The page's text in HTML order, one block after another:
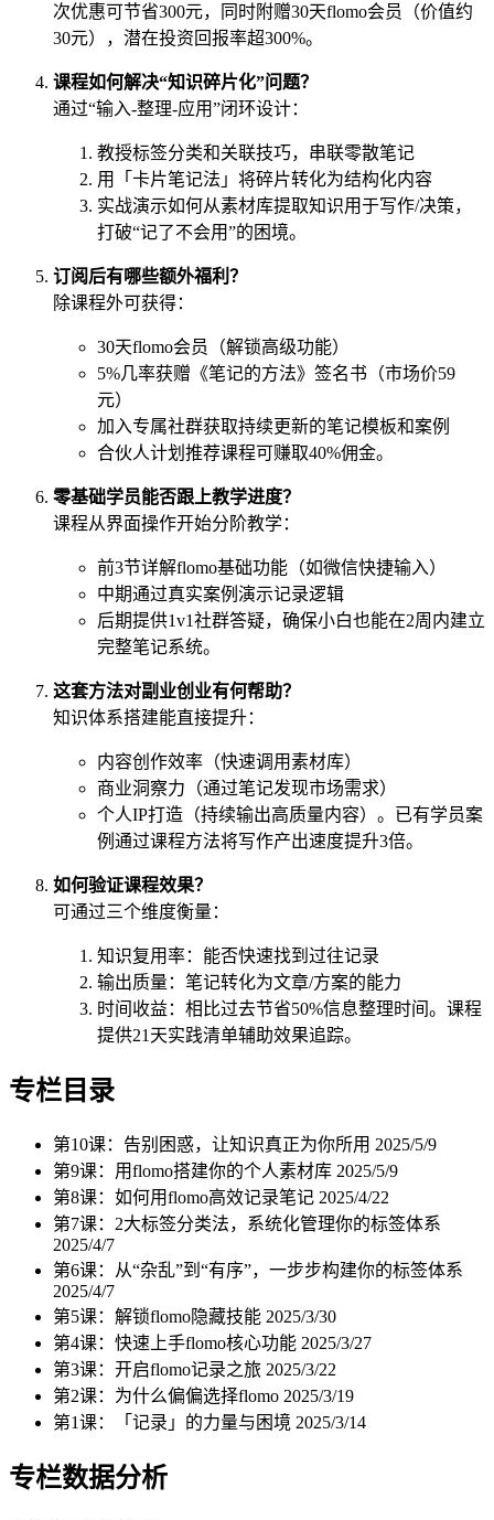
次优惠可节省300元，同时附赠30天flomo会员（价值约
30元），潜在投资回报率超300%。
课程如何解决“知识碎片化”问题？
通过“输入-整理-应用”闭环设计：
教授标签分类和关联技巧，串联零散笔记
用「卡片笔记法」将碎片转化为结构化内容
实战演示如何从素材库提取知识用于写作/决策，
打破“记了不会用”的困境。
订阅后有哪些额外福利？
除课程外可获得：
30天flomo会员（解锁高级功能）
5%几率获赠《笔记的方法》签名书（市场价59
元）
加入专属社群获取持续更新的笔记模板和案例
合伙人计划推荐课程可赚取40%佣金。
零基础学员能否跟上教学进度？
课程从界面操作开始分阶教学：
前3节详解flomo基础功能（如微信快捷输入）
中期通过真实案例演示记录逻辑
后期提供1v1社群答疑，确保小白也能在2周内建立
完整笔记系统。
这套方法对副业创业有何帮助？
知识体系搭建能直接提升：
内容创作效率（快速调用素材库）
商业洞察力（通过笔记发现市场需求）
个人IP打造（持续输出高质量内容）。已有学员案
例通过课程方法将写作产出速度提升3倍。
如何验证课程效果？
可通过三个维度衡量：
知识复用率：能否快速找到过往记录
输出质量：笔记转化为文章/方案的能力
时间收益：相比过去节省50%信息整理时间。课程
提供21天实践清单辅助效果追踪。
专栏目录
第10课：告别困惑，让知识真正为你所用 2025/5/9
第9课：用flomo搭建你的个人素材库 2025/5/9
第8课：如何用flomo高效记录笔记 2025/4/22
第7课：2大标签分类法，系统化管理你的标签体系
2025/4/7
第6课：从“杂乱”到“有序”，一步步构建你的标签体系
2025/4/7
第5课：解锁flomo隐藏技能 2025/3/30
第4课：快速上手flomo核心功能 2025/3/27
第3课：开启flomo记录之旅 2025/3/22
第2课：为什么偏偏选择flomo 2025/3/19
第1课：「记录」的力量与困境 2025/3/14
专栏数据分析